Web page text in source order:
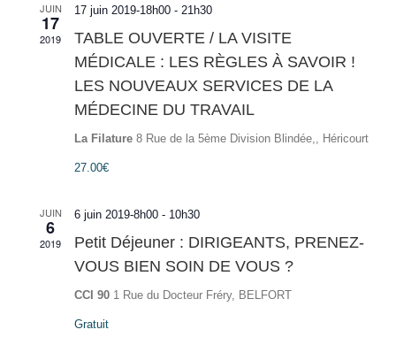
JUIN
17
2019
17 juin 2019-18h00 - 21h30
TABLE OUVERTE / LA VISITE
MÉDICALE : LES RÈGLES À SAVOIR !
LES NOUVEAUX SERVICES DE LA
MÉDECINE DU TRAVAIL
La Filature 8 Rue de la 5ème Division Blindée,, Héricourt
27.00€
JUIN
6
2019
6 juin 2019-8h00 - 10h30
Petit Déjeuner : DIRIGEANTS, PRENEZ-
VOUS BIEN SOIN DE VOUS ?
CCI 90 1 Rue du Docteur Fréry, BELFORT
Gratuit